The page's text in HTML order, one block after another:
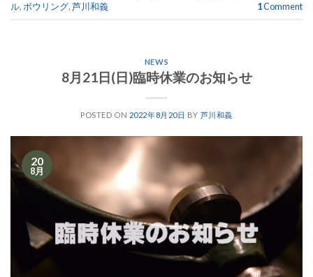
ル, ボウリング,芦川和義 1Comment
NEWS
8月21日(日)臨時休業のお知らせ
POSTED ON 2022年8月20日 BY 芦川和義
20
8月